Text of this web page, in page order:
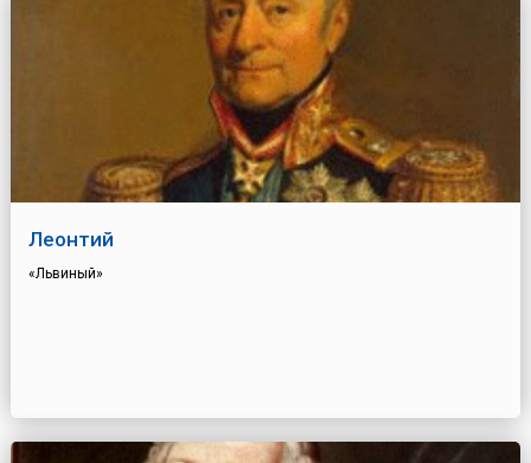
Леонтий
«Львиный»